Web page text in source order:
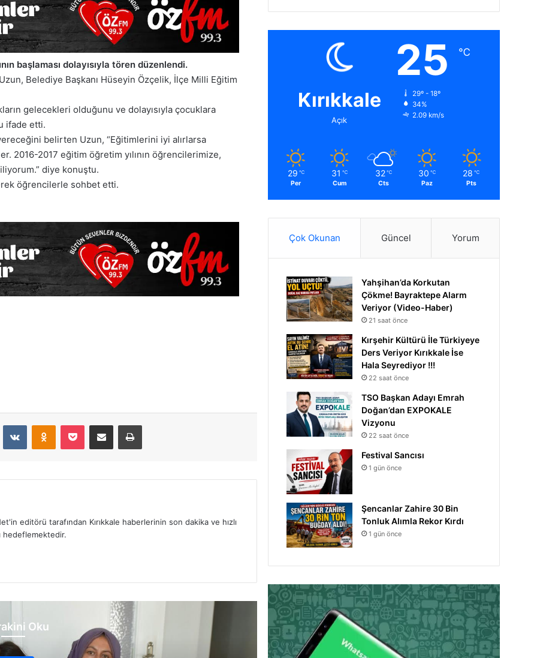
başlaması dolayısıyla tören düzenlendi.
Belediye Başkanı Hüseyin Özçelik, İlçe Milli Eğitim
gelecekleri olduğunu ve dolayısıyla çocuklara
ifade etti.
belirten Uzun, “Eğitimlerini iyi alırlarsa
2016-2017 eğitim öğretim yılının öğrencilerimize,
diye konuştu.
öğrencilerle sohbet etti.
editörü tarafından Kırıkkale haberlerinin son dakika ve hızlı
hedeflemektedir.
Oku
Kırıkkale
Açık
25 ℃
29º - 18º
34%
2.09 km/s
29 ℃
Per
31 ℃
Cum
32 ℃
Cts
30 ℃
Paz
28 ℃
Pts
Çok Okunan Güncel Yorum
Yahşihan’da Korkutan
Çökme! Bayraktepe Alarm
Veriyor (Video-Haber)
21 saat önce
Kırşehir Kültürü İle Türkiyeye
Ders Veriyor Kırıkkale İse
Hala Seyrediyor !!!
22 saat önce
TSO Başkan Adayı Emrah
Doğan’dan EXPOKALE
Vizyonu
22 saat önce
Festival Sancısı
1 gün önce
Şencanlar Zahire 30 Bin
Tonluk Alımla Rekor Kırdı
1 gün önce